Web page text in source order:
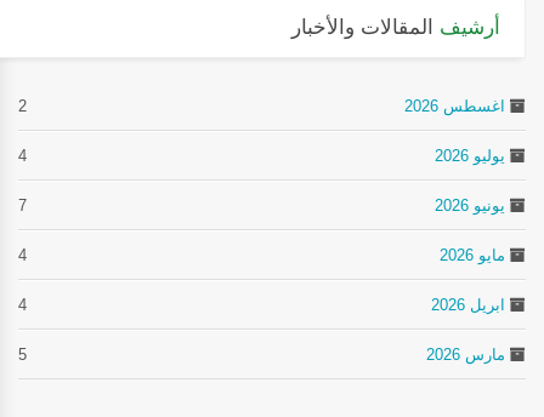
أرشيف المقالات والأخبار
اغسطس 2026 2
يوليو 2026 4
يونيو 2026 7
مايو 2026 4
ابريل 2026 4
مارس 2026 5